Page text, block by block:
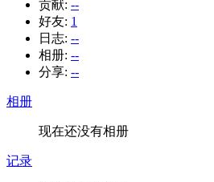
贡献: --
好友: 1
日志: --
相册: --
分享: --
相册
现在还没有相册
记录